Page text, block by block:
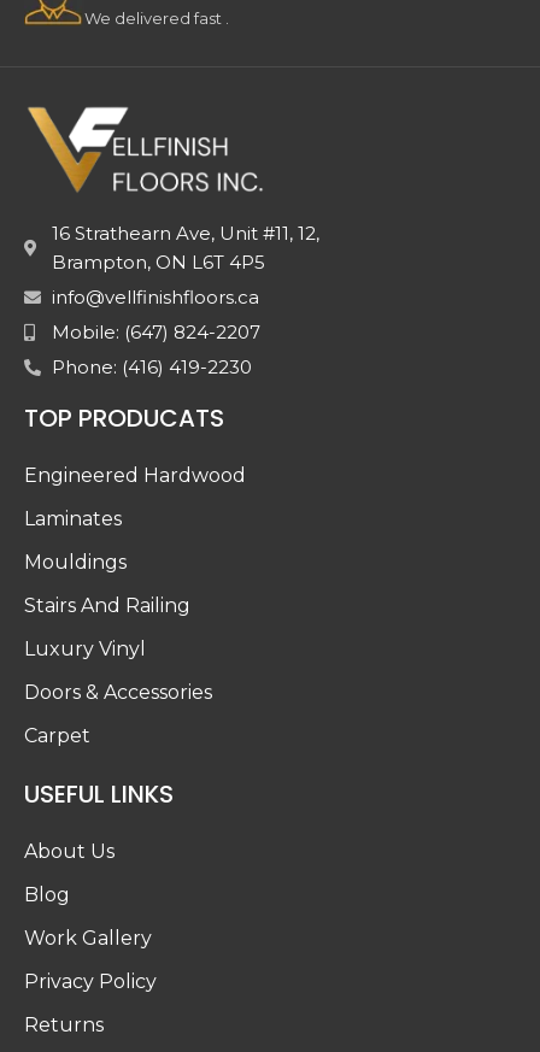
We delivered fast .
16 Strathearn Ave, Unit #11, 12,
Brampton, ON L6T 4P5
info@vellfinishfloors.ca
Mobile: (647) 824-2207
Phone: (416) 419-2230
TOP PRODUCATS
Engineered Hardwood
Laminates
Mouldings
Stairs And Railing
Luxury Vinyl
Doors & Accessories
Carpet
USEFUL LINKS
About Us
Blog
Work Gallery
Privacy Policy
Returns